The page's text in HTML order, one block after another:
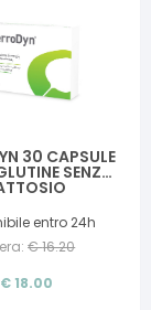
30 CAPSULE
SENZA
entro 24h
€16.20
€ 18.00